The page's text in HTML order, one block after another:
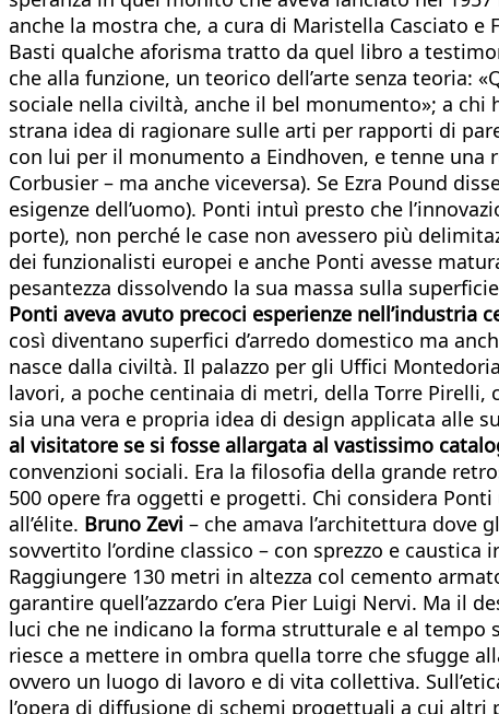
anche la mostra che, a cura di Maristella Casciato
Basti qualche aforisma tratto da quel libro a
che alla funzione, un teorico dell’arte senza teoria:
sociale nella civiltà, anche il bel monumento»; a
strana idea di ragionare sulle arti per rapporti di
con lui per il monumento a Eindhoven, e tenne una
Corbusier – ma anche viceversa). Se Ezra Pound
esigenze dell’uomo). Ponti intuì presto che
porte), non perché le case non avessero più
dei funzionalisti europei e anche Ponti avesse
pesantezza dissolvendo la sua massa sulla
Ponti aveva avuto precoci esperienze nell’industria
così diventano superfici d’arredo domestico ma
nasce dalla civiltà. Il palazzo per gli Uffici
lavori, a poche centinaia di metri, della Torre
sia una vera e propria idea di design applicata alle
al visitatore se si fosse allargata al vastissimo
convenzioni sociali. Era la filosofia della grande
500 opere fra oggetti e progetti. Chi considera
all’élite. Bruno Zevi – che amava l’architettura dove
sovvertito l’ordine classico – con sprezzo e caustica
Raggiungere 130 metri in altezza col cemento
garantire quell’azzardo c’era Pier Luigi Nervi. Ma il
luci che ne indicano la forma strutturale e al tempo
riesce a mettere in ombra quella torre che sfugge
ovvero un luogo di lavoro e di vita collettiva.
l’opera di diffusione di schemi progettuali a cui